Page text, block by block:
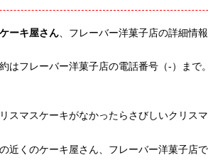
ーキ屋さん 、フレーバー洋菓子店の詳細情報
はフレーバー洋菓子店の電話番号（-）まで
スマスケーキがなかったらさびしいクリス
近くのケーキ屋さん、フレーバー洋菓子店